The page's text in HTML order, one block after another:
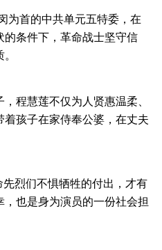
首的中共单元五特委，在
条件下，革命战士坚守信
程慧莲不仅为人贤惠温柔、
孩子在家侍奉公婆，在丈夫
烈们不惧牺牲的付出，才有
也是身为演员的一份社会担